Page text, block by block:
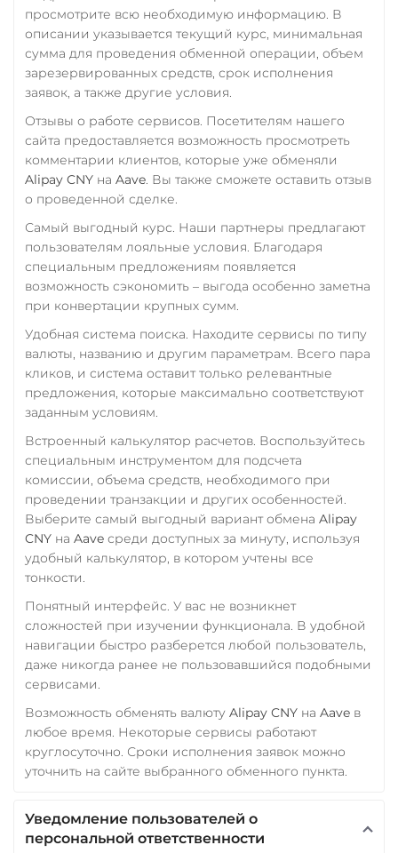
ARB
AVAXC
OP
TON
NEAR
Tether Gold (XAUt)
THETA
Tornado Cash (TORN)
Tron (TRX)
TrueUSD (TUSD)
ERC20 TRC20 BEP
TRUMP
Uniswap (UNI)
ERC20
USD Coin (USDC)
ERC20 BEP20
AVAX
SOL
Polygon
CRONOS
ARB
OP
BASE
RONIN NEAR
Utopia USD (UUSD)
VeChain (VET)
Verge (XVG)
Wrapped Bitcoin (WBTC)
ERC20 AVAXC
Wrapped Ethereum (WETH)
CRO
RONIN
Yearn.finance (YFI)
Промсвязьбанк RUB
ПУМБ UAH
Райффайзен
РНКБ RUB
Росбанк RUB
Россельхоз банк RUB
Сбербанк
RUB KZT
Тинькофф
RUB QR RUB
УкрСиббанк UAH
Центр Кредит KZT
Элкарт KGS
просмотрите всю необходимую информацию. В
описании указывается текущий курс, минимальная
сумма для проведения обменной операции, объем
зарезервированных средств, срок исполнения
заявок, а также другие условия.
Отзывы о работе сервисов. Посетителям нашего
сайта предоставляется возможность просмотреть
комментарии клиентов, которые уже обменяли
Alipay CNY на Aave. Вы также сможете оставить отзыв
о проведенной сделке.
Самый выгодный курс. Наши партнеры предлагают
пользователям лояльные условия. Благодаря
специальным предложениям появляется
возможность сэкономить – выгода особенно заметна
при конвертации крупных сумм.
Удобная система поиска. Находите сервисы по типу
валюты, названию и другим параметрам. Всего пара
кликов, и система оставит только релевантные
предложения, которые максимально соответствуют
заданным условиям.
Встроенный калькулятор расчетов. Воспользуйтесь
специальным инструментом для подсчета
комиссии, объема средств, необходимого при
проведении транзакции и других особенностей.
Выберите самый выгодный вариант обмена Alipay
CNY на Aave среди доступных за минуту, используя
удобный калькулятор, в котором учтены все
тонкости.
Понятный интерфейс. У вас не возникнет
сложностей при изучении функционала. В удобной
навигации быстро разберется любой пользователь,
даже никогда ранее не пользовавшийся подобными
сервисами.
Возможность обменять валюту Alipay CNY на Aave в
любое время. Некоторые сервисы работают
круглосуточно. Сроки исполнения заявок можно
уточнить на сайте выбранного обменного пункта.
Уведомление пользователей о
персональной ответственности